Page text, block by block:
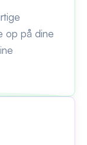
op på dine